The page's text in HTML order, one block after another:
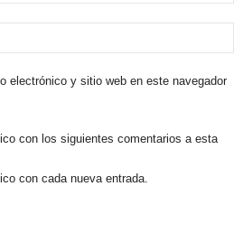
electrónico y sitio web en este navegador
con los siguientes comentarios a esta
con cada nueva entrada.